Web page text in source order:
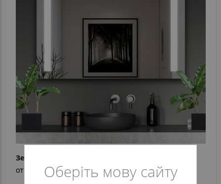
Оберіть мову сайту
Зеркало Evelina
от 4 896 грн